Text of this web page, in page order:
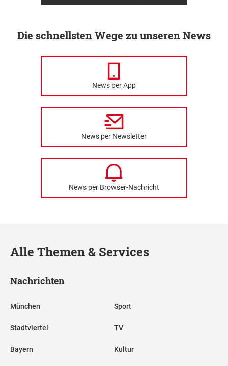
Die schnellsten Wege zu unseren News
News per App
News per Newsletter
News per Browser-Nachricht
Alle Themen & Services
Nachrichten
München
Stadtviertel
Bayern
Sport
TV
Kultur